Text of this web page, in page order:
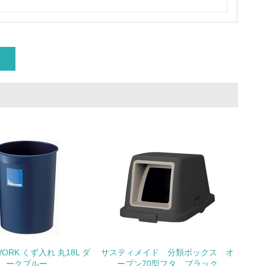
ている
ル目標や計画を立てている
植林、天然林保護、間伐＞、認証品の
くず入れ 丸18L ダ
ークブルー
サスティメイド 分類ボックス オ
ープン70型フタ ブラック